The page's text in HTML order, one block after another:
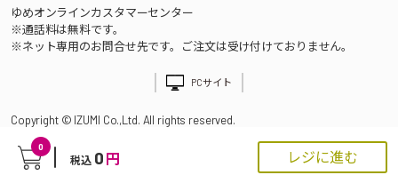
0
税込 0 円 レジに進む
ゆめオンラインカスタマーセンター
※通話料は無料です。
※ネット専用のお問合せ先です。ご注文は受け付けておりません。
PCサイト
Copyright © IZUMI Co.,Ltd. All rights reserved.